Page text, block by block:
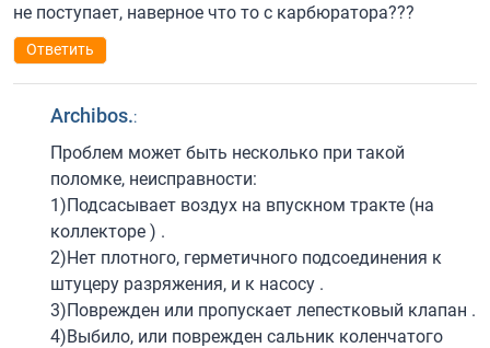
не поступает, наверное что то с карбюратора???
Ответить
Archibos.:
Проблем может быть несколько при такой
поломке, неисправности:
1)Подсасывает воздух на впускном тракте (на
коллекторе ) .
2)Нет плотного, герметичного подсоединения к
штуцеру разряжения, и к насосу .
3)Поврежден или пропускает лепестковый клапан .
4)Выбило, или поврежден сальник коленчатого